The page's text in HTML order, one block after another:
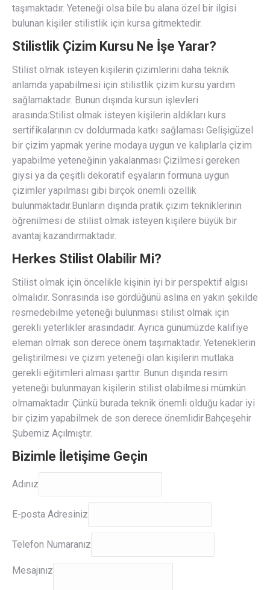
taşımaktadır. Yeteneği olsa bile bu alana özel bir ilgisi
bulunan kişiler stilistlik için kursa gitmektedir.
Stilistlik Çizim Kursu Ne İşe Yarar?
Stilist olmak isteyen kişilerin çizimlerini daha teknik
anlamda yapabilmesi için stilistlik çizim kursu yardım
sağlamaktadır. Bunun dışında kursun işlevleri
arasında:Stilist olmak isteyen kişilerin aldıkları kurs
sertifikalarının cv doldurmada katkı sağlaması Gelişigüzel
bir çizim yapmak yerine modaya uygun ve kalıplarla çizim
yapabilme yeteneğinin yakalanması Çizilmesi gereken
giysi ya da çeşitli dekoratif eşyaların formuna uygun
çizimler yapılması gibi birçok önemli özellik
bulunmaktadır.Bunların dışında pratik çizim tekniklerinin
öğrenilmesi de stilist olmak isteyen kişilere büyük bir
avantaj kazandırmaktadır.
Herkes Stilist Olabilir Mi?
Stilist olmak için öncelikle kişinin iyi bir perspektif algısı
olmalıdır. Sonrasında ise gördüğünü aslına en yakın şekilde
resmedebilme yeteneği bulunması stilist olmak için
gerekli yeterlikler arasındadır. Ayrıca günümüzde kalifiye
eleman olmak son derece önem taşımaktadır. Yeteneklerin
geliştirilmesi ve çizim yeteneği olan kişilerin mutlaka
gerekli eğitimleri alması şarttır. Bunun dışında resim
yeteneği bulunmayan kişilerin stilist olabilmesi mümkün
olmamaktadır. Çünkü burada teknik önemli olduğu kadar iyi
bir çizim yapabilmek de son derece önemlidir.Bahçeşehir
Şubemiz Açılmıştır.
Bizimle İletişime Geçin
Adınız
E-posta Adresiniz
posta
Adresiniz
Telefon Numaranız
Mesajınız